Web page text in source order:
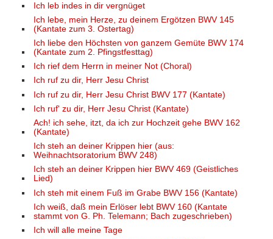
Ich leb indes in dir vergnüget
Ich lebe, mein Herze, zu deinem Ergötzen BWV 145
(Kantate zum 3. Ostertag)
Ich liebe den Höchsten von ganzem Gemüte BWV 174
(Kantate zum 2. Pfingstfesttag)
Ich rief dem Herrn in meiner Not (Choral)
Ich ruf zu dir, Herr Jesu Christ
Ich ruf zu dir, Herr Jesu Christ BWV 177 (Kantate)
Ich ruf' zu dir, Herr Jesu Christ (Kantate)
Ach! ich sehe, itzt, da ich zur Hochzeit gehe BWV 162
(Kantate)
Ich steh an deiner Krippen hier (aus:
Weihnachtsoratorium BWV 248)
Ich steh an deiner Krippen hier BWV 469 (Geistliches
Lied)
Ich steh mit einem Fuß im Grabe BWV 156 (Kantate)
Ich weiß, daß mein Erlöser lebt BWV 160 (Kantate
stammt von G. Ph. Telemann; Bach zugeschrieben)
Ich will alle meine Tage